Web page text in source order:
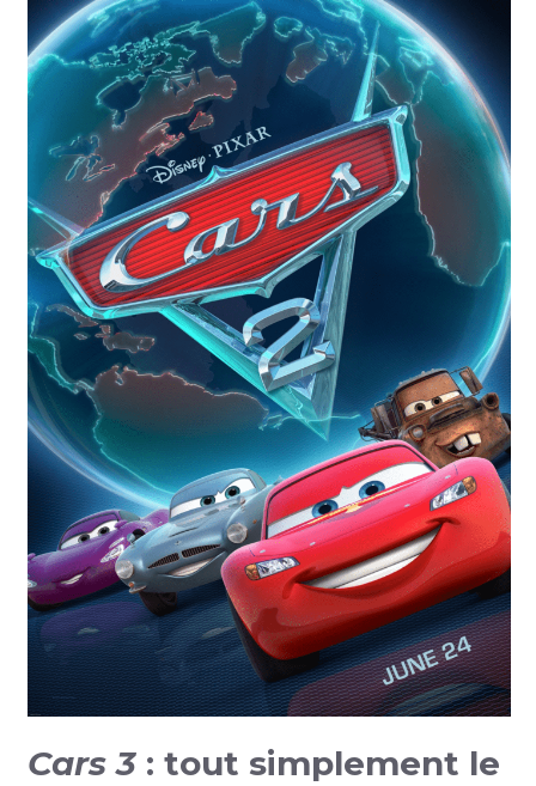
Cars 3 : tout simplement le